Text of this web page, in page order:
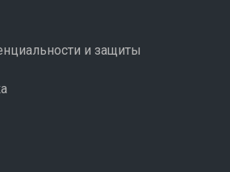
и защиты